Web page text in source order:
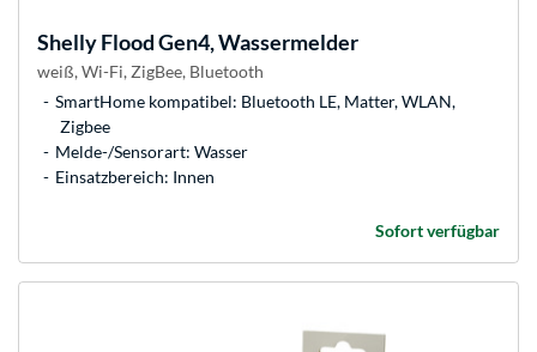
ShellyFlood Gen4, Wassermelder
weiß, Wi-Fi, ZigBee, Bluetooth
SmartHome kompatibel: Bluetooth LE, Matter, WLAN,
Zigbee
Melde-/Sensorart: Wasser
Einsatzbereich: Innen
Sofort verfügbar